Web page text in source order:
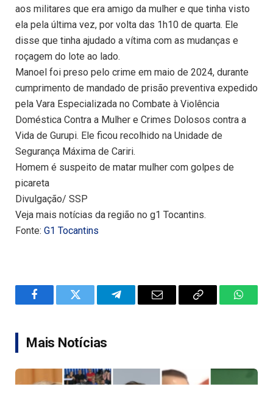
aos militares que era amigo da mulher e que tinha visto
ela pela última vez, por volta das 1h10 de quarta. Ele
disse que tinha ajudado a vítima com as mudanças e
roçagem do lote ao lado.
Manoel foi preso pelo crime em maio de 2024, durante
cumprimento de mandado de prisão preventiva expedido
pela Vara Especializada no Combate à Violência
Doméstica Contra a Mulher e Crimes Dolosos contra a
Vida de Gurupi. Ele ficou recolhido na Unidade de
Segurança Máxima de Cariri.
Homem é suspeito de matar mulher com golpes de
picareta
Divulgação/ SSP
Veja mais notícias da região no g1 Tocantins.
Fonte: G1 Tocantins
FacebookTwitter TelegramEmail
Copy
Mais Notícias